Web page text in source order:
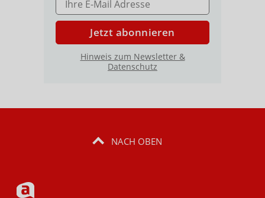
Jetzt abonnieren
Hinweis zum Newsletter &
Datenschutz
NACH OBEN